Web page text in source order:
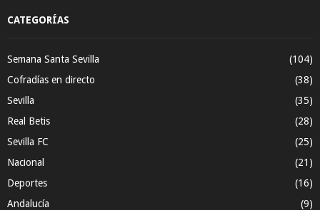
CATEGORÍAS
Semana Santa Sevilla
(104)
Cofradías en directo
(38)
Sevilla
(35)
Real Betis
(28)
Sevilla FC
(25)
Nacional
(21)
Deportes
(16)
Andalucía
(9)